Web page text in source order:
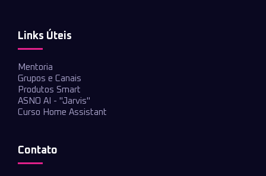
Links Úteis
Mentoria
Grupos e Canais
Produtos Smart
ASNO AI - "Jarvis"
Curso Home Assistant
Contato